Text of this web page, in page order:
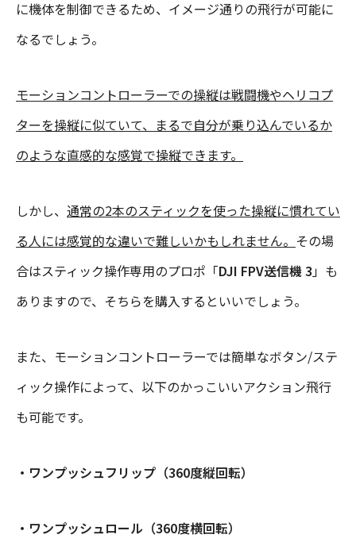
に機体を制御できるため、イメージ通りの飛行が可能に
なるでしょう。
モーションコントローラーでの操縦は戦闘機やヘリコプ
ターを操縦に似ていて、まるで自分が乗り込んでいるか
のような直感的な感覚で操縦できます。
しかし、 通常の2本のスティックを使った操縦に慣れてい
る人には感覚的な違いで難しいかもしれません。 その場
合はスティック操作専用のプロポ「DJI FPV送信機 3」も
ありますので、そちらを購入するといいでしょう。
また、モーションコントローラーでは簡単なボタン/ステ
ィック操作によって、以下のかっこいいアクション飛行
も可能です。
・ワンプッシュフリップ（360度縦回転）
・ワンプッシュロール（360度横回転）